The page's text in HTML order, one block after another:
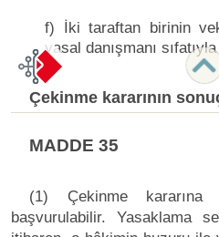
f) İki taraftan birinin
yasal danışmanı
Çekinme kararının
MADDE 35
(1) Çekinme kararına
başvurulabilir. Yasaklama